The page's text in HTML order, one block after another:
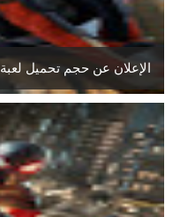
الإعلان عن حجم تحميل لعبة Spider Man